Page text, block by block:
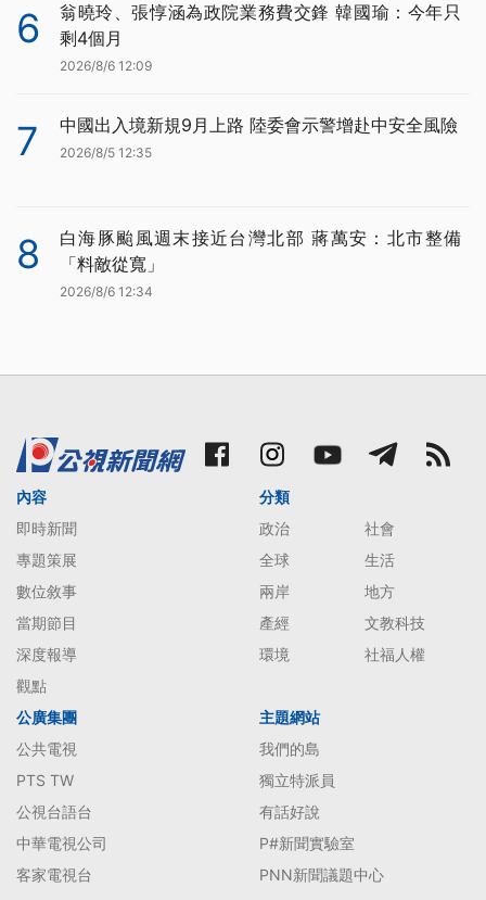
6
翁曉玲、張惇涵為政院業務費交鋒 韓國瑜：今年只
剩4個月
2026/8/6 12:09
7 中國出入境新規9月上路 陸委會示警增赴中安全風險
2026/8/5 12:35
8
白海豚颱風週末接近台灣北部 蔣萬安：北市整備
「料敵從寬」
2026/8/6 12:34
內容
即時新聞
專題策展
數位敘事
當期節目
深度報導
觀點
分類
政治
社會
全球
生活
兩岸
地方
產經
文教科技
環境
社福人權
公廣集團
公共電視
PTS TW
公視台語台
中華電視公司
客家電視台
主題網站
我們的島
獨立特派員
有話好說
P#新聞實驗室
PNN新聞議題中心